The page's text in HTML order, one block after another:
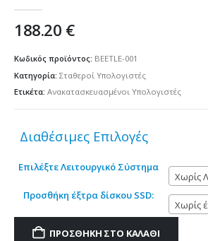
188.20 €
Κωδικός προϊόντος: BEETLE-001
Κατηγορία: Σταθεροί Υπολογιστές
Ετικέτα: Ανακατασκευασμένοι Υπολογιστές
Διαθέσιμες Επιλογές
Επιλέξτε Λειτουργικό Σύστημα
Χωρίς
Προσθήκη έξτρα δίσκου SSD:
Χωρίς
ΠΡΟΣΘΉΚΗ ΣΤΟ ΚΑΛΆΘΙ